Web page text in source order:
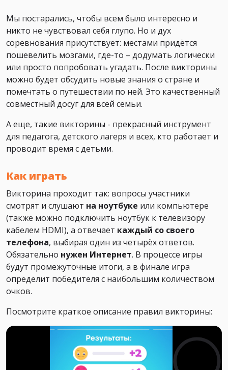
Мы постарались, чтобы всем было интересно и
никто не чувствовал себя глупо. Но и дух
соревнования присутствует: местами придётся
пошевелить мозгами, где-то – додумать логически
или просто попробовать угадать. После викторины
можно будет обсудить новые знания о стране и
помечтать о путешествии по ней. Это качественный
совместный досуг для всей семьи.
А еще, такие викторины - прекрасный инструмент
для педагога, детского лагеря и всех, кто работает и
проводит время с детьми.
Как играть
Викторина проходит так: вопросы участники
смотрят и слушают на ноутбуке или компьютере
(также можно подключить ноутбук к телевизору
кабелем HDMI), а отвечает каждый со своего
телефона, выбирая один из четырёх ответов.
Обязательно нужен Интернет. В процессе игры
будут промежуточные итоги, а в финале игра
определит победителя с наибольшим количеством
очков.
Посмотрите краткое описание правил викторины: